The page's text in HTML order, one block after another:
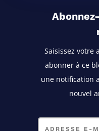
Saisissez votre
abonner à ce
une notification
nouvel
Adresse